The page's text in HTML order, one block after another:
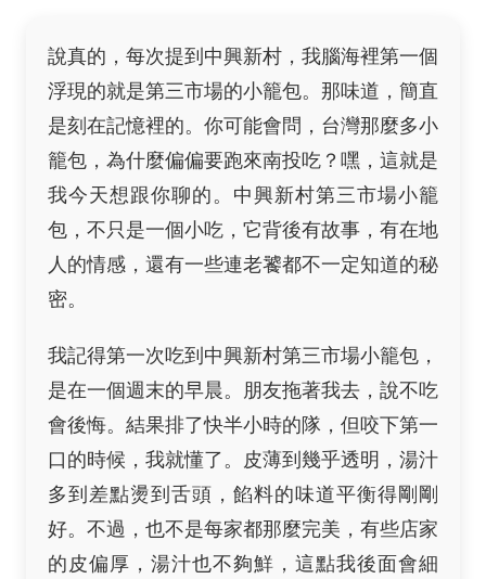
說真的，每次提到中興新村，我腦海裡第一個
浮現的就是第三市場的小籠包。那味道，簡直
是刻在記憶裡的。你可能會問，台灣那麼多小
籠包，為什麼偏偏要跑來南投吃？嘿，這就是
我今天想跟你聊的。中興新村第三市場小籠
包，不只是一個小吃，它背後有故事，有在地
人的情感，還有一些連老饕都不一定知道的秘
密。
我記得第一次吃到中興新村第三市場小籠包，
是在一個週末的早晨。朋友拖著我去，說不吃
會後悔。結果排了快半小時的隊，但咬下第一
口的時候，我就懂了。皮薄到幾乎透明，湯汁
多到差點燙到舌頭，餡料的味道平衡得剛剛
好。不過，也不是每家都那麼完美，有些店家
的皮偏厚，湯汁也不夠鮮，這點我後面會細